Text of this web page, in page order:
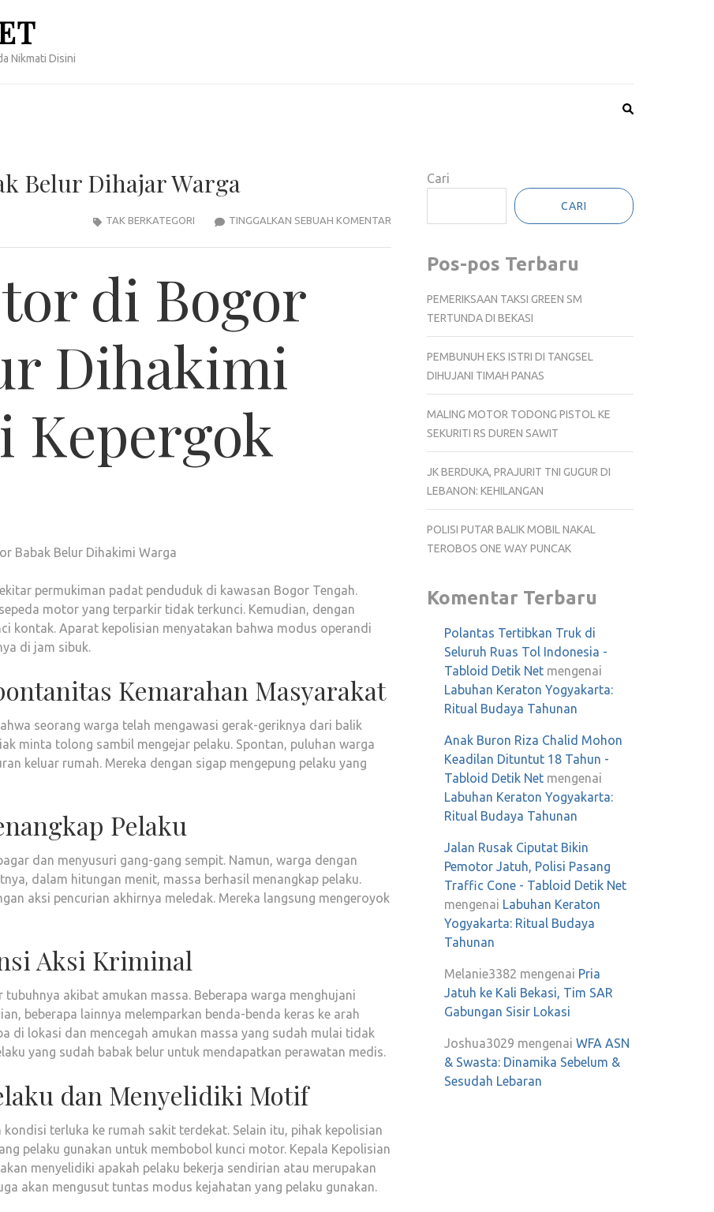
Nikmati Disini
Belur Dihajar Warga
TINGGALKAN SEBUAH KOMENTARMALING
DIHAJAR
TAK BERKATEGORI
di Bogor
Dihakimi
Kepergok
permukiman padat penduduk di kawasan Bogor Tengah.
motor yang terparkir tidak terkunci. Kemudian, dengan
kontak. Aparat kepolisian menyatakan bahwa modus operandi
di jam sibuk.
Kemarahan Masyarakat
seorang warga telah mengawasi gerak-geriknya dari balik
minta tolong sambil mengejar pelaku. Spontan, puluhan warga
keluar rumah. Mereka dengan sigap mengepung pelaku yang
Pelaku
dan menyusuri gang-gang sempit. Namun, warga dengan
dalam hitungan menit, massa berhasil menangkap pelaku.
aksi pencurian akhirnya meledak. Mereka langsung mengeroyok
Aksi Kriminal
akibat amukan massa. Beberapa warga menghujani
beberapa lainnya melemparkan benda-benda keras ke arah
di lokasi dan mencegah amukan massa yang sudah mulai tidak
yang sudah babak belur untuk mendapatkan perawatan medis.
dan Menyelidiki Motif
terluka ke rumah sakit terdekat. Selain itu, pihak kepolisian
pelaku gunakan untuk membobol kunci motor. Kepala Kepolisian
menyelidiki apakah pelaku bekerja sendirian atau merupakan
akan mengusut tuntas modus kejahatan yang pelaku gunakan.
Cari
CARI
Pos-pos Terbaru
PEMERIKSAAN TAKSI GREEN SM
TERTUNDA DI BEKASI
PEMBUNUH EKS ISTRI DI TANGSEL
DIHUJANI TIMAH PANAS
MALING MOTOR TODONG PISTOL KE
SEKURITI RS DUREN SAWIT
JK BERDUKA, PRAJURIT TNI GUGUR DI
LEBANON: KEHILANGAN
POLISI PUTAR BALIK MOBIL NAKAL
TEROBOS ONE WAY PUNCAK
Komentar Terbaru
Polantas Tertibkan Truk di
Seluruh Ruas Tol Indonesia -
Tabloid Detik Netmengenai
Labuhan Keraton Yogyakarta:
Ritual Budaya Tahunan
Anak Buron Riza Chalid Mohon
Keadilan Dituntut 18 Tahun -
Tabloid Detik Netmengenai
Labuhan Keraton Yogyakarta:
Ritual Budaya Tahunan
Jalan Rusak Ciputat Bikin
Pemotor Jatuh, Polisi Pasang
Traffic Cone - Tabloid Detik Net
mengenai Labuhan Keraton
Yogyakarta: Ritual Budaya
Tahunan
Melanie3382 mengenai Pria
Jatuh ke Kali Bekasi, Tim SAR
Gabungan Sisir Lokasi
Joshua3029 mengenai WFA ASN
& Swasta: Dinamika Sebelum &
Sesudah Lebaran